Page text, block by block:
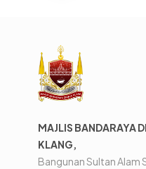
MAJLIS BANDARAYA
KLANG,
Bangunan Sultan Alam